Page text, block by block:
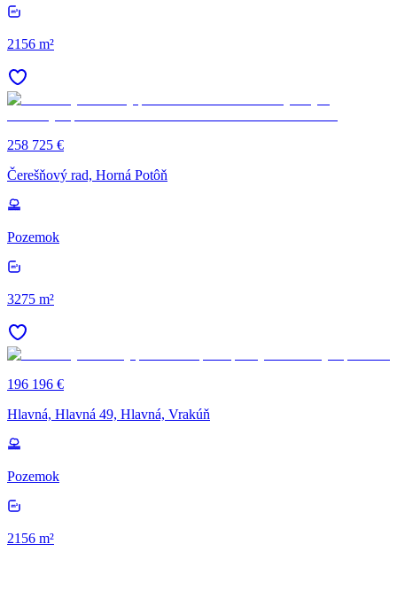
2156 m²
258 725 €
Čerešňový rad, Horná Potôň
Pozemok
3275 m²
196 196 €
Hlavná, Hlavná 49, Hlavná, Vrakúň
Pozemok
2156 m²